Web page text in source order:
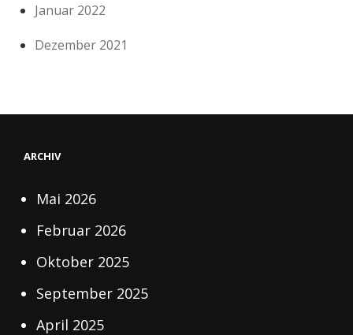
Januar 2022
Dezember 2021
ARCHIV
Mai 2026
Februar 2026
Oktober 2025
September 2025
April 2025